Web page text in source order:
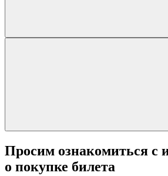
Просим ознакомиться с
о покупке билета